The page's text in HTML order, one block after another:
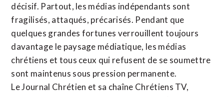
décisif. Partout, les médias indépendants sont
fragilisés, attaqués, précarisés. Pendant que
quelques grandes fortunes verrouillent toujours
davantage le paysage médiatique, les médias
chrétiens et tous ceux qui refusent de se soumettre
sont maintenus sous pression permanente.
Le Journal Chrétien et sa chaîne Chrétiens TV,